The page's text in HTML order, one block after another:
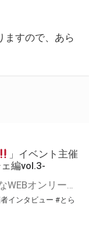
ますので、あら
」イベント主催
編vol.3-
こんにちは、とらのあなWEBオンリー運営スタッフです。 新たにお届けする、イベント主催者インタビュー-マルシェ編-は、 とらのあなWEBオンリー「マルシェ」をご利用した主催様に 「マルシェ」を使って開催した感想や心がけをお聞きする企画です。 今回は、WEBオンリー初開催「つるみかるぱれーど
インタビュー #とら